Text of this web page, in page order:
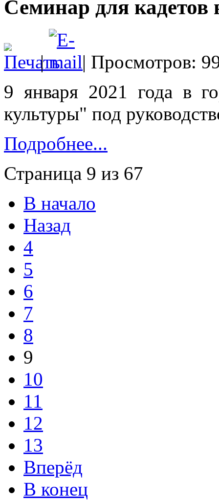
Семинар для кадетов
|
| Просмотров:
9 января 2021 года в
культуры" под
Подробнее...
Страница 9 из 67
В начало
Назад
4
5
6
7
8
9
10
11
12
13
Вперёд
В конец